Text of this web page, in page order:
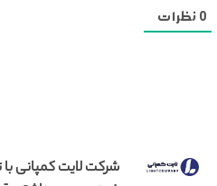
0 نظرات
شرکت لایت کمپانی